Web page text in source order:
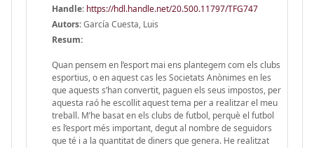
Handle: https://hdl.handle.net/20.500.11797/TFG747
Autors:García Cuesta, Luis
Resum:
Quan pensem en l’esport mai ens plantegem com els clubs
esportius, o en aquest cas les Societats Anònimes en les
que aquests s’han convertit, paguen els seus impostos, per
aquesta raó he escollit aquest tema per a realitzar el meu
treball. M’he basat en els clubs de futbol, perquè el futbol
es l’esport més important, degut al nombre de seguidors
que té i a la quantitat de diners que genera. He realitzat